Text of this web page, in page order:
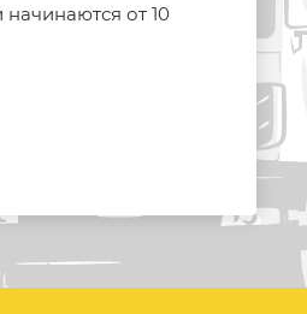
начинаются от 10